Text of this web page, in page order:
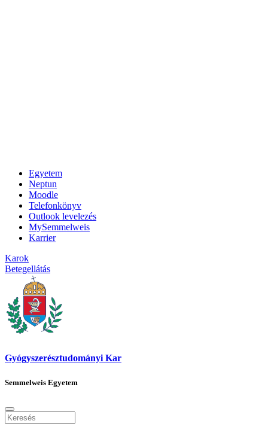
Egyetem
Neptun
Moodle
Telefonkönyv
Outlook levelezés
MySemmelweis
Karrier
Karok
Betegellátás
Gyógyszerésztudományi Kar
Semmelweis Egyetem